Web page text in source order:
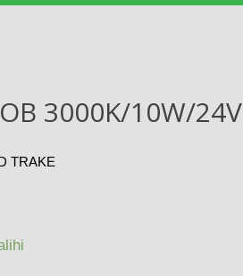
3000K/10W/24V
TRAKE